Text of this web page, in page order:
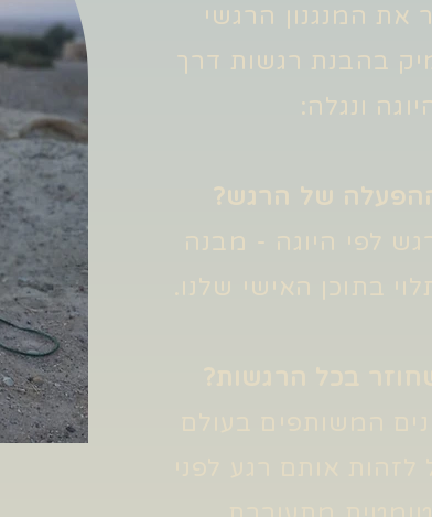
את המנגנון הרגשי
בהבנת רגשות דרך
ונגלה:
ההפעלה של הרגש?
לפי היוגה - מבנה
בתוכן האישי שלנו.